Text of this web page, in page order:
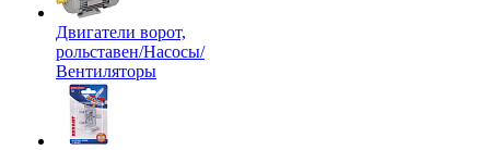
Двигатели ворот,
рольставен/Насосы/
Вентиляторы